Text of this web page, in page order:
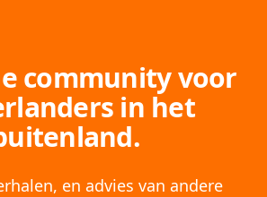
community voor
in het
en advies van andere